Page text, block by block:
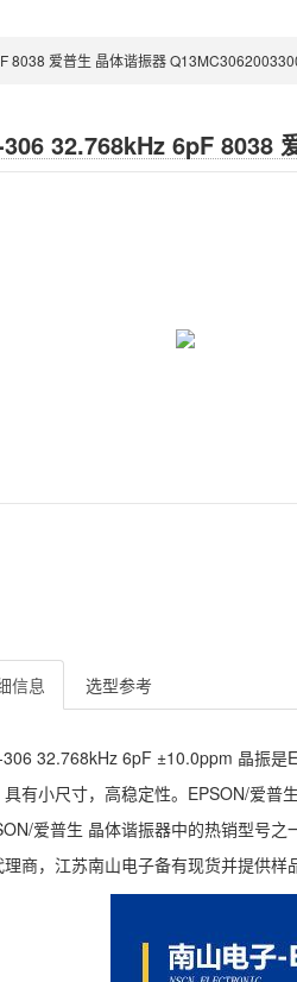
8038 爱普生 晶体谐振器
32.768kHz 6pF 8038
信息 选型参考
32.768kHz 6pF ±10.0ppm 晶振是
具有小尺寸，高稳定性。EPSON/爱
爱普生 晶体谐振器中的热销型号
理商，江苏南山电子备有现货并提供样